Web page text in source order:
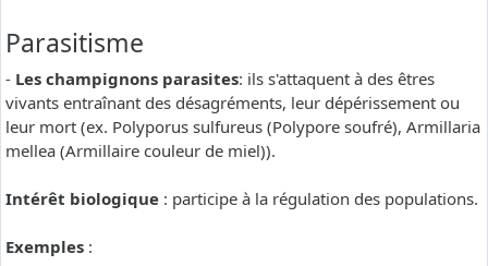
Parasitisme
- Les champignons parasites: ils s'attaquent à des êtres
vivants entraînant des désagréments, leur dépérissement ou
leur mort (ex. Polyporus sulfureus (Polypore soufré), Armillaria
mellea (Armillaire couleur de miel)).
Intérêt biologique : participe à la régulation des populations.
Exemples :